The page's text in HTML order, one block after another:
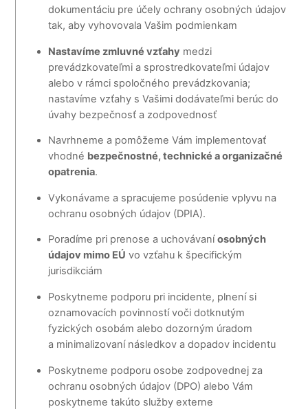
dokumentáciu pre účely ochrany osobných údajov
tak, aby vyhovovala Vašim podmienkam
Nastavíme zmluvné vzťahy medzi
prevádzkovateľmi a sprostredkovateľmi údajov
alebo v rámci spoločného prevádzkovania;
nastavíme vzťahy s Vašimi dodávateľmi berúc do
úvahy bezpečnosť a zodpovednosť
Navrhneme a pomôžeme Vám implementovať
vhodné bezpečnostné, technické a organizačné
opatrenia.
Vykonávame a spracujeme posúdenie vplyvu na
ochranu osobných údajov (DPIA).
Poradíme pri prenose a uchovávaníosobných
údajov mimo EÚ vo vzťahu k špecifickým
jurisdikciám
Poskytneme podporu pri incidente, plnení si
oznamovacích povinností voči dotknutým
fyzických osobám alebo dozorným úradom
a minimalizovaní následkov a dopadov incidentu
Poskytneme podporu osobe zodpovednej za
ochranu osobných údajov (DPO) alebo Vám
poskytneme takúto služby externe